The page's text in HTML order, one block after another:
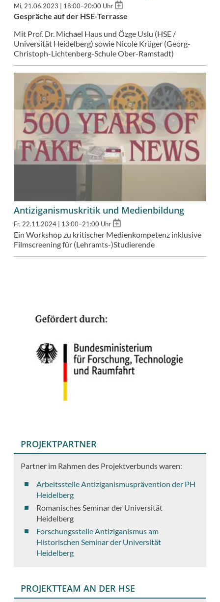
Mi, 21.06.2023 | 18:00–20:00 Uhr Add
calendar
Gespräche auf der HSE-Terrasse
Mit Prof. Dr. Michael Haus und Özge Uslu (HSE /
Universität Heidelberg) sowie Nicole Krüger (Georg-
Christoph-Lichtenberg-Schule Ober-Ramstadt)
Antiziganismuskritik und Medienbildung
Fr, 22.11.2024 | 13:00–21:00 Uhr Add
to
calendar
Ein Workshop zu kritischer Medienkompetenz inklusive
Filmscreening für (Lehramts-)Studierende
PROJEKTPARTNER
Partner im Rahmen des Projektverbunds waren:
Arbeitsstelle Antiziganismusprävention der PH
Heidelberg
Romanisches Seminar der Universität
Heidelberg
Forschungsstelle Antiziganismus am
Historischen Seminar der Universität
Heidelberg
PROJEKTTEAM AN DER HSE